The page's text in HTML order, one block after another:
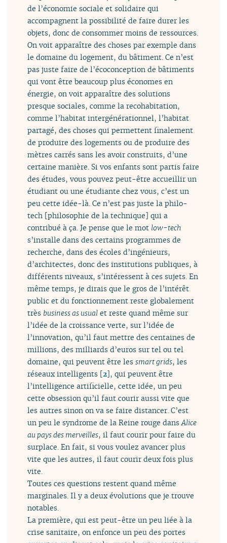
de l’économie sociale et solidaire qui
accompagnent la possibilité de faire durer les
objets, donc de consommer moins de ressources.
On voit apparaître des choses par exemple dans
le domaine du logement, du bâtiment. Ce n’est
pas juste faire de l’écoconception de bâtiments
qui vont être beaucoup plus économes en
énergie, on voit apparaître des solutions
presque sociales, comme la recohabitation,
comme l’habitat intergénérationnel, l’habitat
partagé, des choses qui permettent finalement
de produire des logements ou de produire des
mètres carrés sans les avoir construits, d’une
certaine manière. Si vos enfants sont partis faire
des études, vous pouvez peut-être accueillir un
étudiant ou une étudiante chez vous, c’est un
peu cette idée-là. Ce n’est pas juste la philo-
tech [philosophie de la technique] qui a
contribué à ça. Je pense que le mot low-tech
s’installe dans des certains programmes de
recherche, dans des écoles d’ingénieurs,
d’architectes, donc des institutions publiques, à
différents niveaux, s’intéressent à ces sujets. En
même temps, je dirais que le gros de l’intérêt
public et du fonctionnement reste globalement
très business as usual et reste quand même sur
l’idée de la croissance verte, sur l’idée de
l’innovation, qu’il faut mettre des centaines de
millions, des milliards d’euros sur tel ou tel
domaine, qui peuvent être lessmart grids, les
réseaux intelligents [2], qui peuvent être
l’intelligence artificielle, cette idée, un peu
cette obsession qu’il faut courir aussi vite que
les autres sinon on va se faire distancer. C’est
un peu le syndrome de la Reine rouge dansAlice
au pays des merveilles, il faut courir pour faire du
surplace. En fait, si vous voulez avancer plus
vite que les autres, il faut courir deux fois plus
vite.
Toutes ces questions restent quand même
marginales. Il y a deux évolutions que je trouve
notables.
La première, qui est peut-être un peu liée à la
crise sanitaire, on enfonce un peu des portes